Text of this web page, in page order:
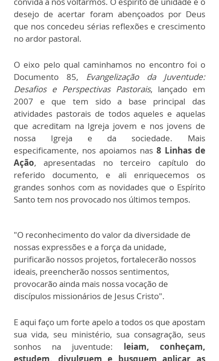
desejo de acertar foram abençoados por Deus
que nos concedeu sérias reflexões e crescimento
no ardor pastoral.
O eixo pelo qual caminhamos no encontro foi o
Documento 85,
Evangelização da Juventude:
Desafios e Perspectivas Pastorais, lançado em
2007 e que tem sido a base principal das
atividades pastorais de todos aqueles e aquelas
que acreditam na Igreja jovem e nos jovens de
nossa Igreja e da sociedade. Mais
especificamente, nos apoiamos nas 8 Linhas de
Ação, apresentadas no terceiro capítulo do
referido documento, e ali enriquecemos os
grandes sonhos com as novidades que o Espírito
Santo tem nos provocado nos últimos tempos.
"O reconhecimento do valor da diversidade de
nossas expressões e a força da unidade,
purificarão nossos projetos, fortalecerão nossos
ideais, preencherão nossos sentimentos,
provocarão ainda mais nossa vocação de
discípulos missionários de Jesus Cristo".
E aqui faço um forte apelo a todos os que apostam
sua vida, seu ministério, sua consagração, seus
sonhos na juventude:
leiam, conheçam,